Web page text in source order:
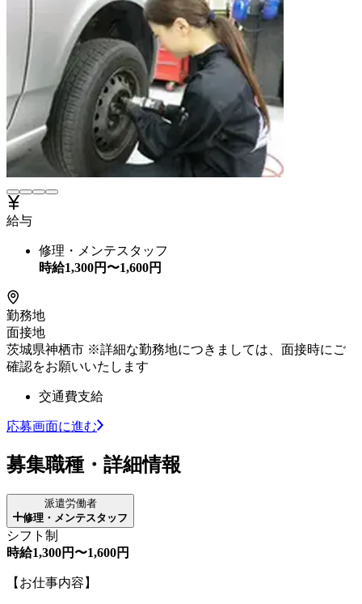
給与
修理・メンテスタッフ
時給1,300円〜1,600円
勤務地
面接地
茨城県神栖市 ※詳細な勤務地につきましては、面接時にご
確認をお願いいたします
交通費支給
応募画面に進む
募集職種・詳細情報
派遣労働者
修理・メンテスタッフ
シフト制
時給1,300円〜1,600円
【お仕事内容】